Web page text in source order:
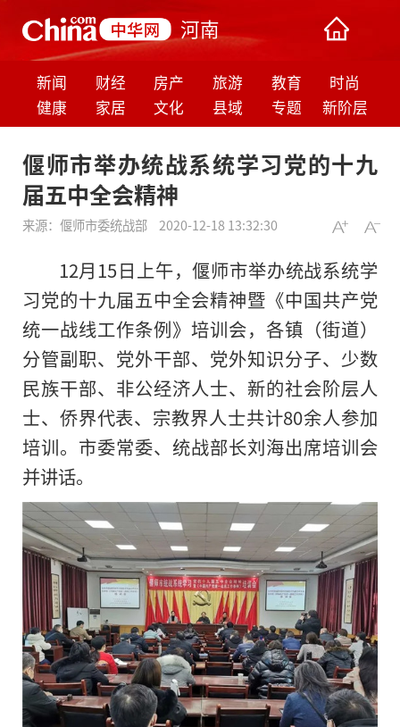
河南
新闻 财经 房产 旅游 教育
时尚
健康
家居 文化 县域 专题 新阶层
偃师市举办统战系统学习党的十九
届五中全会精神
来源： 偃师市委统战部 2020-12-18 13:32:30
12月15日上午，偃师市举办统战系统学
习党的十九届五中全会精神暨《中国共产党
统一战线工作条例》培训会，各镇（街道）
分管副职、党外干部、党外知识分子、少数
民族干部、非公经济人士、新的社会阶层人
士、侨界代表、宗教界人士共计80余人参加
培训。市委常委、统战部长刘海出席培训会
并讲话。